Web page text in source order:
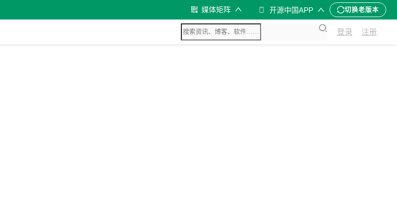
媒体矩阵 开源中国APP 切换老版本
登录 注册